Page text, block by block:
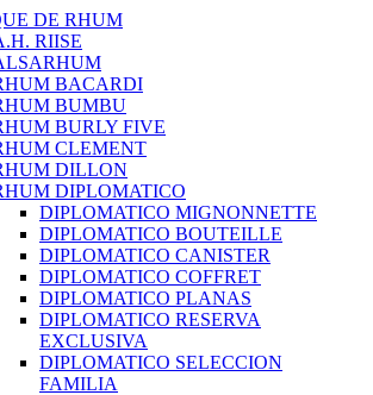
DE RHUM
RIISE
BACARDI
BUMBU
BURLY FIVE
CLEMENT
DILLON
DIPLOMATICO
DIPLOMATICO MIGNONNETTE
DIPLOMATICO BOUTEILLE
DIPLOMATICO CANISTER
DIPLOMATICO COFFRET
DIPLOMATICO PLANAS
DIPLOMATICO RESERVA
EXCLUSIVA
DIPLOMATICO SELECCION
FAMILIA